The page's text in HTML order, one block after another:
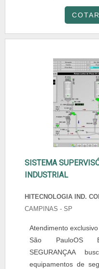
SISTEMA
INDUSTRIAL
HITECNOLOGIA IND.
CAMPINAS - SP
Atendimento
São PauloOS
SEGURANÇAA
equipamentos de